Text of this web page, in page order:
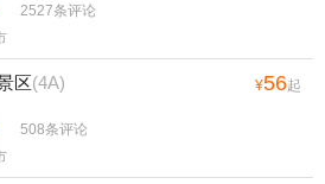
2527条评论
区(4A) ¥56起
508条评论